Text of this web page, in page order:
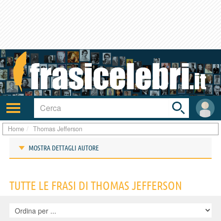
Attiva/disattiva
navigazione
User
area
Toggle
search
bar
Home Thomas Jefferson
MOSTRA DETTAGLI AUTORE
TUTTE LE FRASI DI THOMAS JEFFERSON